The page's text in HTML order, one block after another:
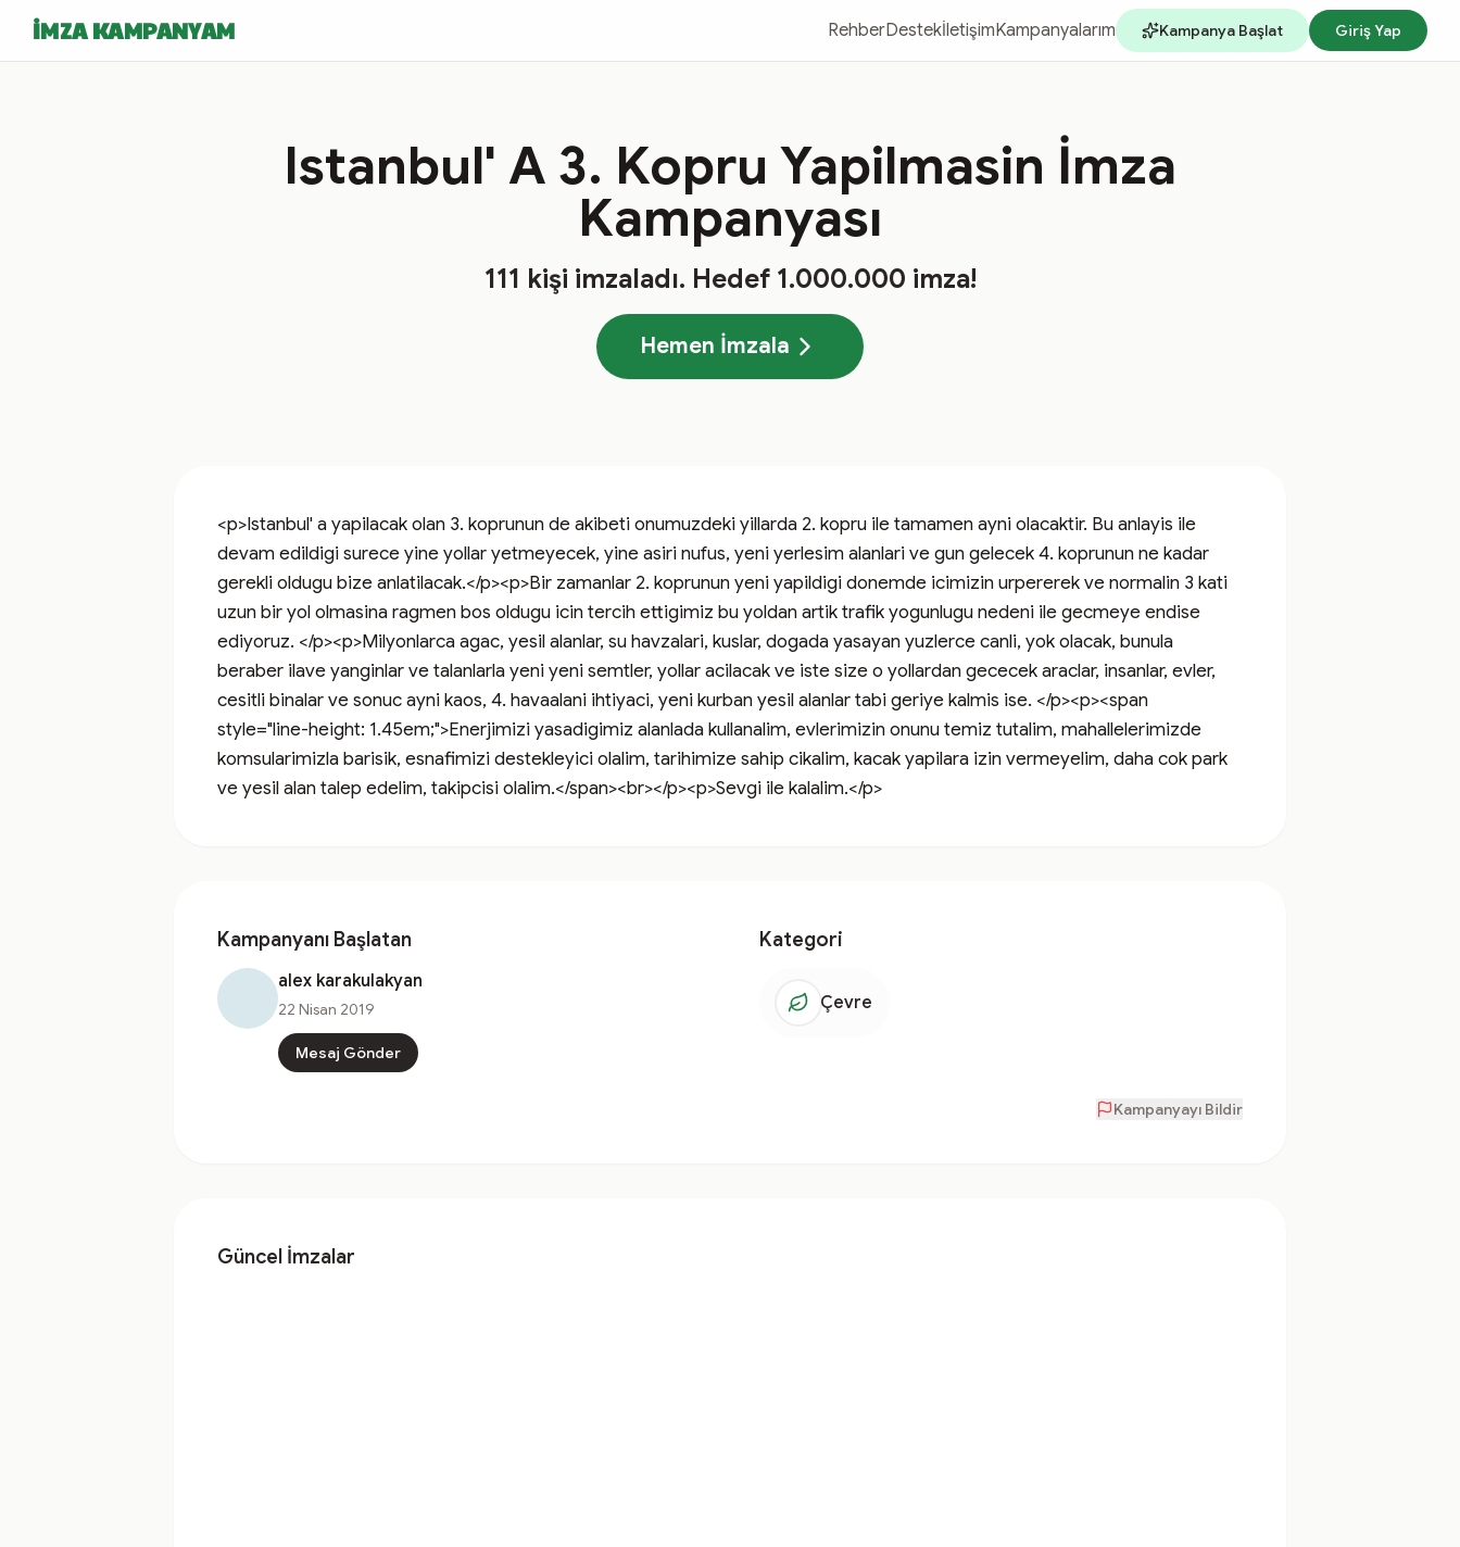
İMZA KAMPANYAM RehberDestekİletişimKampanyalarım Kampanya Başlat Giriş Yap
Istanbul' A 3. Kopru Yapilmasin İmza
Kampanyası
111 kişi imzaladı. Hedef 1.000.000 imza!
Hemen İmzala
<p>Istanbul' a yapilacak olan 3. koprunun de akibeti onumuzdeki yillarda 2. kopru ile tamamen ayni olacaktir. Bu anlayis ile
devam edildigi surece yine yollar yetmeyecek, yine asiri nufus, yeni yerlesim alanlari ve gun gelecek 4. koprunun ne kadar
gerekli oldugu bize anlatilacak.</p><p>Bir zamanlar 2. koprunun yeni yapildigi donemde icimizin urpererek ve normalin 3 kati
uzun bir yol olmasina ragmen bos oldugu icin tercih ettigimiz bu yoldan artik trafik yogunlugu nedeni ile gecmeye endise
ediyoruz. </p><p>Milyonlarca agac, yesil alanlar, su havzalari, kuslar, dogada yasayan yuzlerce canli, yok olacak, bunula
beraber ilave yanginlar ve talanlarla yeni yeni semtler, yollar acilacak ve iste size o yollardan gececek araclar, insanlar, evler,
cesitli binalar ve sonuc ayni kaos, 4. havaalani ihtiyaci, yeni kurban yesil alanlar tabi geriye kalmis ise. </p><p><span
style="line-height: 1.45em;">Enerjimizi yasadigimiz alanlada kullanalim, evlerimizin onunu temiz tutalim, mahallelerimizde
komsularimizla barisik, esnafimizi destekleyici olalim, tarihimize sahip cikalim, kacak yapilara izin vermeyelim, daha cok park
ve yesil alan talep edelim, takipcisi olalim.</span><br></p><p>Sevgi ile kalalim.</p>
Kampanyanı Başlatan
alex karakulakyan
22 Nisan 2019
Mesaj Gönder
Kategori
Çevre
Kampanyayı Bildir
Güncel İmzalar